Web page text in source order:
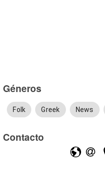
Géneros
Folk Greek News
Contacto